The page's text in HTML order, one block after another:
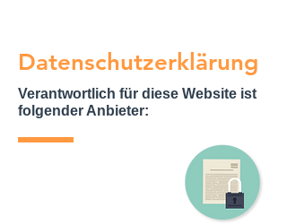
Datenschutzerklärung
Verantwortlich für diese Website ist
folgender Anbieter: